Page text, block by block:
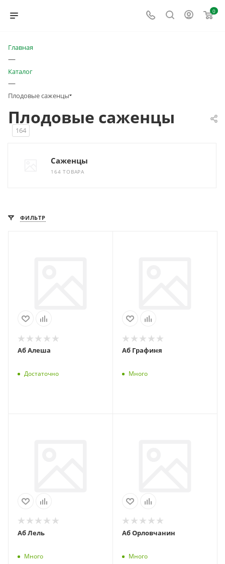
0
Главная
—
Каталог
—
Плодовые саженцы
Плодовые саженцы
164
Саженцы
164 ТОВАРА
ФИЛЬТР
Аб Алеша
Достаточно
Аб Графиня
Много
Аб Лель
Много
Аб Орловчанин
Много